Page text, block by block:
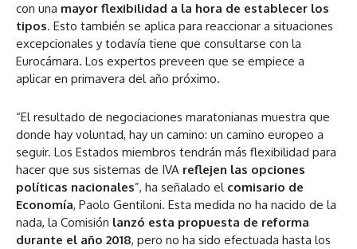
con una mayor flexibilidad a la hora de establecer los
tipos. Esto también se aplica para reaccionar a situaciones
excepcionales y todavía tiene que consultarse con la
Eurocámara. Los expertos preveen que se empiece a
aplicar en primavera del año próximo.
“El resultado de negociaciones maratonianas muestra que
donde hay voluntad, hay un camino: un camino europeo a
seguir. Los Estados miembros tendrán más flexibilidad para
hacer que sus sistemas de IVA reflejen las opciones
políticas nacionales”, ha señalado el comisario de
Economía, Paolo Gentiloni. Esta medida no ha nacido de la
nada, la Comisión lanzó esta propuesta de reforma
durante el año 2018, pero no ha sido efectuada hasta los